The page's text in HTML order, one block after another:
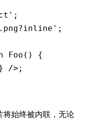
;
;
Foo () {
/>;
将始终被内联，无论